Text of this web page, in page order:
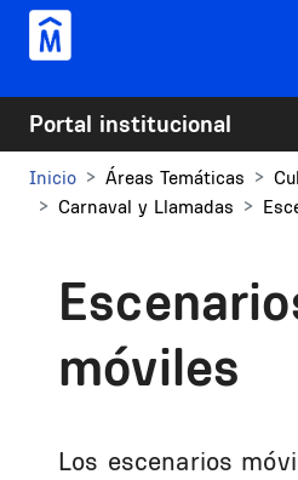
Pasar al contenido principal
Portal institucional
Inicio Áreas Temáticas
Carnaval y Llamadas
móviles
Los escenarios